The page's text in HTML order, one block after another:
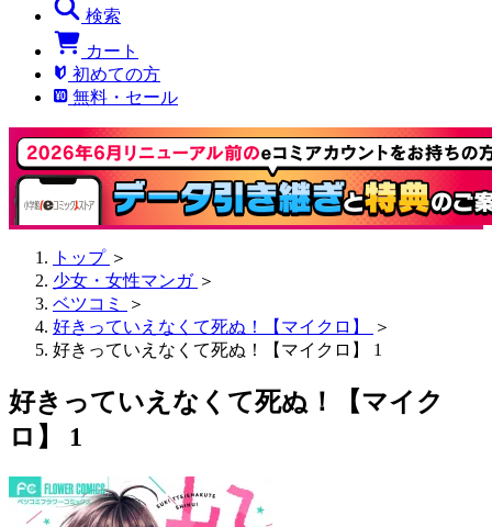
検索
カート
初めての方
無料・セール
トップ ＞
少女・女性マンガ ＞
ベツコミ
＞
好きっていえなくて死ぬ！【マイクロ】
＞
好きっていえなくて死ぬ！【マイクロ】 1
好きっていえなくて死ぬ！【マイク
ロ】 1